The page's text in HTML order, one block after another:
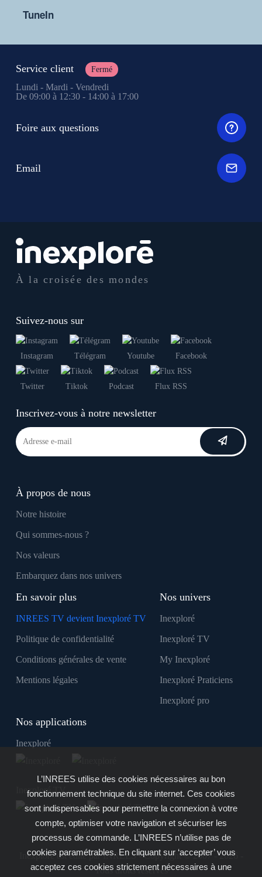
TuneIn
À la croisée des mondes
Suivez-nous sur
Instagram Télégram Youtube Facebook
Twitter Tiktok Podcast Flux RSS
Inscrivez-vous à notre newsletter
À propos de nous
Notre histoire
Qui sommes-nous ?
Nos valeurs
Embarquez dans nos univers
En savoir plus
INREES TV devient Inexploré TV
Politique de confidentialité
Conditions générales de vente
Mentions légales
Nos univers
Inexploré
Inexploré TV
My Inexploré
Inexploré Praticiens
Inexploré pro
Nos applications
Inexploré
Inexploré TV
Inexploré est édité par INREES - Copyright © 2007 - 2026 -
Tous droits réservés
Service client Fermé
Lundi - Mardi - Vendredi
De 09:00 à 12:30 - 14:00 à 17:00
Foire aux questions
Email
L’INREES utilise des cookies nécessaires au bon
fonctionnement technique du site internet. Ces cookies
sont indispensables pour permettre la connexion à votre
compte, optimiser votre navigation et sécuriser les
processus de commande. L’INREES n’utilise pas de
cookies paramétrables. En cliquant sur ‘accepter’ vous
acceptez ces cookies strictement nécessaires à une